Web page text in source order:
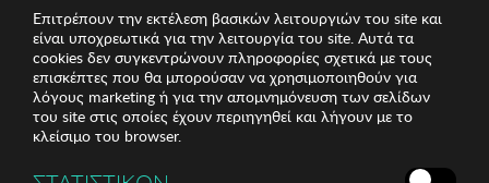
Επιτρέπουν την εκτέλεση βασικών λειτουργιών του site και
είναι υποχρεωτικά για την λειτουργία του site. Αυτά τα
cookies δεν συγκεντρώνουν πληροφορίες σχετικά με τους
επισκέπτες που θα μπορούσαν να χρησιμοποιηθούν για
λόγους marketing ή για την απομνημόνευση των σελίδων
του site στις οποίες έχουν περιηγηθεί και λήγουν με το
κλείσιμο του browser.